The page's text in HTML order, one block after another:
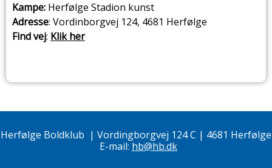
Kampe: Herfølge Stadion kunst
Adresse: Vordinborgvej 124, 4681 Herfølge
Find vej: Klik her
Herfølge Boldklub | Vordingborgvej 124 C | 4681 Herfølge
E-mail: hb@hb.dk